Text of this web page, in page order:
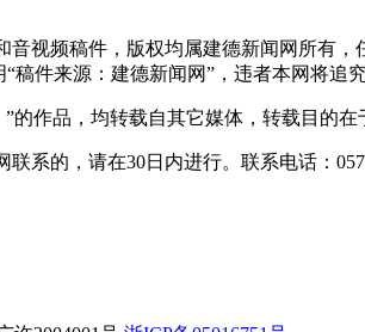
视频稿件，版权均属建德新闻网所有
件来源：建德新闻网”，违者本网将追
作品，均转载自其它媒体，转载目的在
系的，请在30日内进行。联系电话：